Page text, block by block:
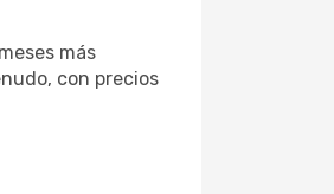
más
con precios